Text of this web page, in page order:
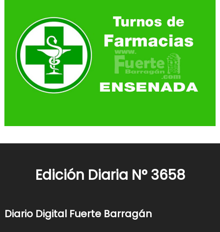
Edición Diaria N° 3658
Diario Digital Fuerte Barragán